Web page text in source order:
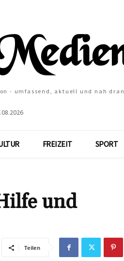
- umfassend, aktuell und nah dran
FREIZEIT SPORT
und
Teilen